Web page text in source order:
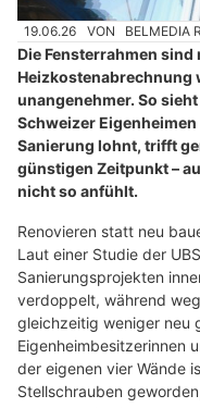
19.06.26 VON BELMEDIA
Die Fensterrahmen
Heizkostenabrechnung
unangenehmer. So
Schweizer
Sanierung lohnt, trifft
günstigen Zeitpunkt –
nicht so anfühlt.
Renovieren statt neu
Laut einer Studie der
Sanierungsprojekten
verdoppelt, während
gleichzeitig weniger neu
Eigenheimbesitzerinnen
der eigenen vier Wände
Stellschrauben